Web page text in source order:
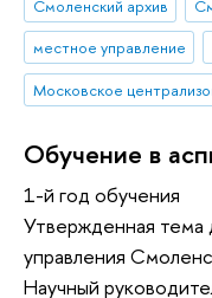
Смоленский архив
местное управление
Московское
Обучение в
1-й год обучения
Утвержденная
управления
Научный